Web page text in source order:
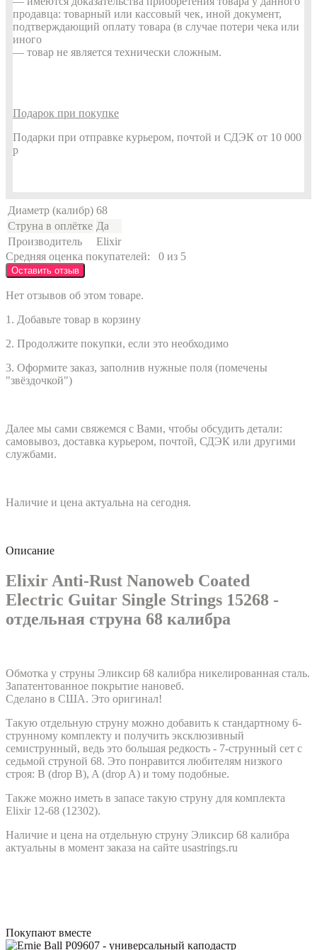
продавца: товарный или кассовый чек, иной документ,
подтверждающий оплату товара (в случае потери чека или
иного
— товар не является технически сложным.
Подарок при покупке
Подарки при отправке курьером, почтой и СДЭК от 10 000
р
Диаметр (калибр) 68
Струна в оплётке Да
Производитель
Elixir
Средняя оценка покупателей:
0 из 5
Оставить отзыв
Нет отзывов об этом товаре.
1. Добавьте товар в корзину
2. Продолжите покупки, если это необходимо
3. Оформите заказ, заполнив нужные поля (помечены
"звёздочкой")
Далее мы сами свяжемся с Вами, чтобы обсудить детали:
самовывоз, доставка курьером, почтой, СДЭК или другими
службами.
Наличие и цена актуальна на сегодня.
Описание
Elixir Anti-Rust Nanoweb Coated
Electric Guitar Single Strings 15268 -
отдельная струна 68 калибра
Обмотка у струны Эликсир 68 калибра никелированная сталь.
Запатентованное покрытие нановеб.
Сделано в США. Это оригинал!
Такую отдельную струну можно добавить к стандартному 6-
струнному комплекту и получить эксклюзивный
семиструнный, ведь это большая редкость - 7-струнный сет с
седьмой струной 68. Это понравится любителям низкого
строя: B (drop B), A (drop A) и тому подобные.
Также можно иметь в запасе такую струну для комплекта
Elixir 12-68 (12302).
Наличие и цена на отдельную струну Эликсир 68 калибра
актуальны в момент заказа на сайте usastrings.ru
Покупают вместе